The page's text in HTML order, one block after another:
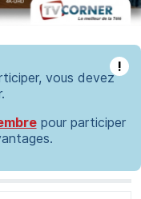
!
vous devez
pour participer